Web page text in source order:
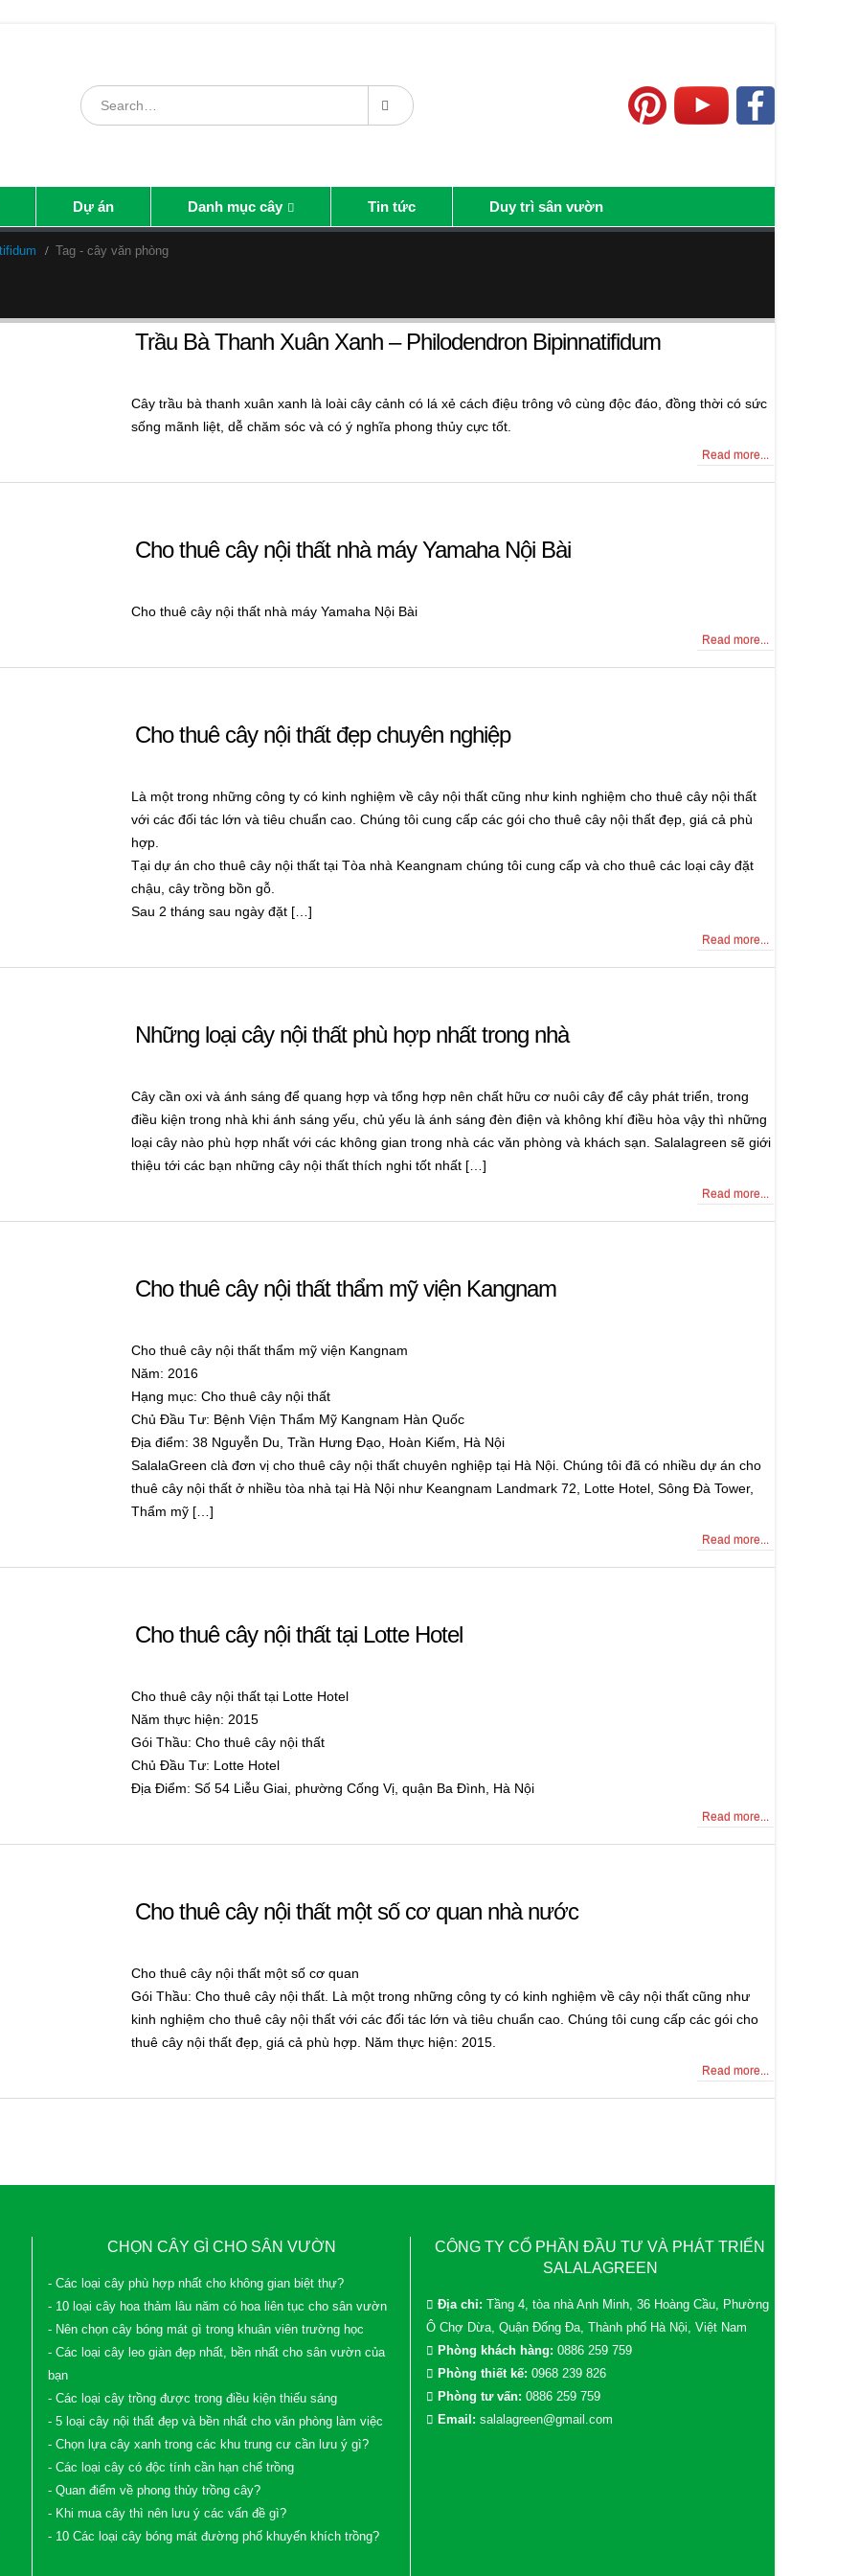
Dự án Danh mục cây Tin tức Duy trì sân vườn
Tag - cây văn phòng
Trầu Bà Thanh Xuân Xanh – Philodendron Bipinnatifidum
Cây trầu bà thanh xuân xanh là loài cây cảnh có lá xẻ cách điệu trông vô cùng độc đáo, đồng thời có sức
sống mãnh liệt, dễ chăm sóc và có ý nghĩa phong thủy cực tốt.
Read more...
Cho thuê cây nội thất nhà máy Yamaha Nội Bài
Cho thuê cây nội thất nhà máy Yamaha Nội Bài
Read more...
Cho thuê cây nội thất đẹp chuyên nghiệp
Là một trong những công ty có kinh nghiệm về cây nội thất cũng như kinh nghiệm cho thuê cây nội thất
với các đối tác lớn và tiêu chuẩn cao. Chúng tôi cung cấp các gói cho thuê cây nội thất đẹp, giá cả phù
hợp.
Tại dự án cho thuê cây nội thất tại Tòa nhà Keangnam chúng tôi cung cấp và cho thuê các loại cây đặt
chậu, cây trồng bồn gỗ.
Sau 2 tháng sau ngày đặt […]
Read more...
Những loại cây nội thất phù hợp nhất trong nhà
Cây cần oxi và ánh sáng để quang hợp và tổng hợp nên chất hữu cơ nuôi cây để cây phát triển, trong
điều kiện trong nhà khi ánh sáng yếu, chủ yếu là ánh sáng đèn điện và không khí điều hòa vậy thì những
loại cây nào phù hợp nhất với các không gian trong nhà các văn phòng và khách sạn. Salalagreen sẽ giới
thiệu tới các bạn những cây nội thất thích nghi tốt nhất […]
Read more...
Cho thuê cây nội thất thẩm mỹ viện Kangnam
Cho thuê cây nội thất thẩm mỹ viện Kangnam
Năm: 2016
Hạng mục: Cho thuê cây nội thất
Chủ Đầu Tư: Bệnh Viện Thẩm Mỹ Kangnam Hàn Quốc
Địa điểm: 38 Nguyễn Du, Trần Hưng Đạo, Hoàn Kiếm, Hà Nội
SalalaGreen clà đơn vị cho thuê cây nội thất chuyên nghiệp tại Hà Nội. Chúng tôi đã có nhiều dự án cho
thuê cây nội thất ở nhiều tòa nhà tại Hà Nội như Keangnam Landmark 72, Lotte Hotel, Sông Đà Tower,
Thẩm mỹ […]
Read more...
Cho thuê cây nội thất tại Lotte Hotel
Cho thuê cây nội thất tại Lotte Hotel
Năm thực hiện: 2015
Gói Thầu: Cho thuê cây nội thất
Chủ Đầu Tư: Lotte Hotel
Địa Điểm: Số 54 Liễu Giai, phường Cống Vị, quận Ba Đình, Hà Nội
Read more...
Cho thuê cây nội thất một số cơ quan nhà nước
Cho thuê cây nội thất một số cơ quan
Gói Thầu: Cho thuê cây nội thất. Là một trong những công ty có kinh nghiệm về cây nội thất cũng như
kinh nghiệm cho thuê cây nội thất với các đối tác lớn và tiêu chuẩn cao. Chúng tôi cung cấp các gói cho
thuê cây nội thất đẹp, giá cả phù hợp. Năm thực hiện: 2015.
Read more...
CHỌN CÂY GÌ CHO SÂN VƯỜN
- Các loại cây phù hợp nhất cho không gian biệt thự?
- 10 loại cây hoa thảm lâu năm có hoa liên tục cho sân vườn
- Nên chọn cây bóng mát gì trong khuân viên trường học
- Các loại cây leo giàn đẹp nhất, bền nhất cho sân vườn của
bạn
- Các loại cây trồng được trong điều kiện thiếu sáng
- 5 loại cây nội thất đẹp và bền nhất cho văn phòng làm việc
- Chọn lựa cây xanh trong các khu trung cư cần lưu ý gì?
- Các loại cây có độc tính cần hạn chế trồng
- Quan điểm về phong thủy trồng cây?
- Khi mua cây thì nên lưu ý các vấn đề gì?
- 10 Các loại cây bóng mát đường phố khuyến khích trồng?
CÔNG TY CỔ PHẦN ĐẦU TƯ VÀ PHÁT TRIỂN
SALALAGREEN
Địa chỉ:
Tầng 4, tòa nhà Anh Minh, 36 Hoàng Cầu, Phường
Ô Chợ Dừa, Quận Đống Đa, Thành phố Hà Nội, Việt Nam
Phòng khách hàng: 0886 259 759
Phòng thiết kế: 0968 239 826
Phòng tư vấn: 0886 259 759
Email: salalagreen@gmail.com